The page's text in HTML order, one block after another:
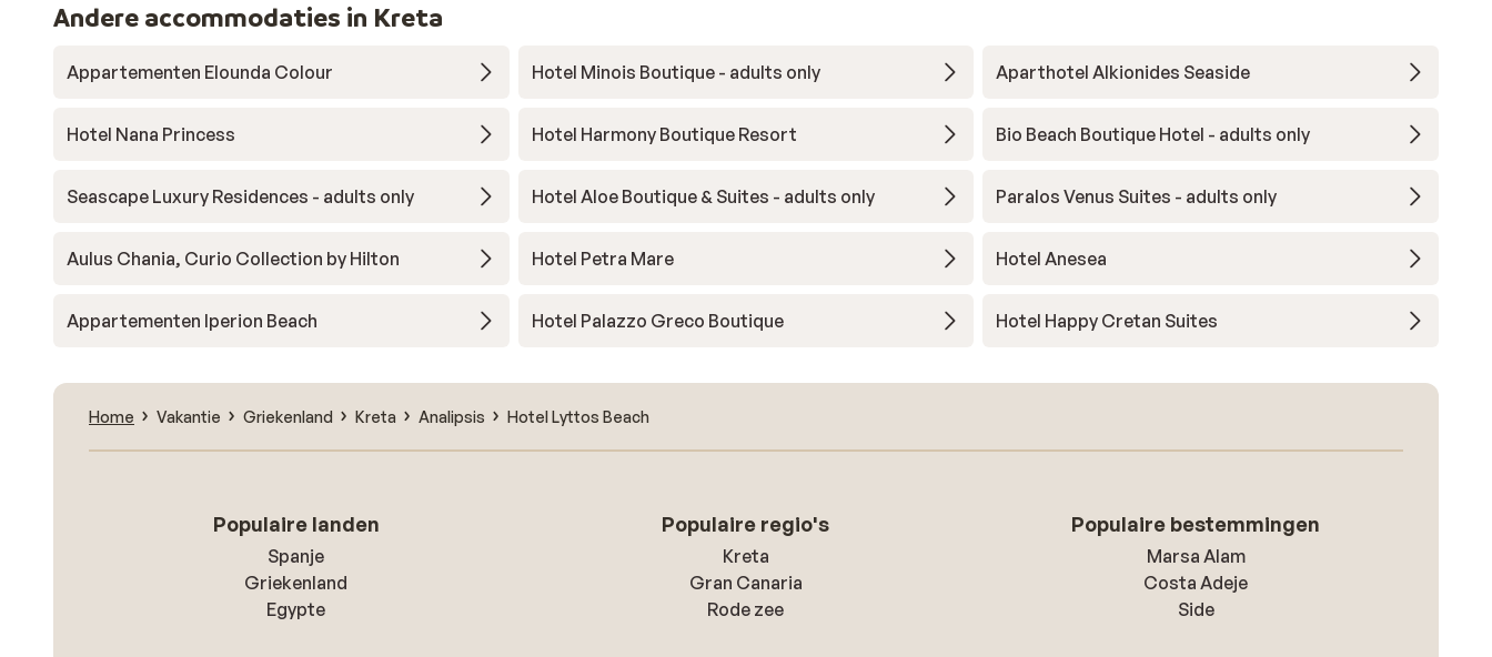
Andere accommodaties in Kreta
Appartementen Elounda Colour Hotel Minois Boutique - adults only Aparthotel Alkionides Seaside
Hotel Nana Princess Hotel Harmony Boutique Resort Bio Beach Boutique Hotel - adults only
Seascape Luxury Residences - adults only Hotel Aloe Boutique & Suites - adults only Paralos Venus Suites - adults only
Aulus Chania, Curio Collection by Hilton Hotel Petra Mare Hotel Anesea
Appartementen Iperion Beach Hotel Palazzo Greco Boutique Hotel Happy Cretan Suites
Home Vakantie Griekenland Kreta Analipsis Hotel Lyttos Beach
Populaire landen
Spanje
Griekenland
Egypte
Populaire regio's
Kreta
Gran Canaria
Rode zee
Populaire bestemmingen
Marsa Alam
Costa Adeje
Side